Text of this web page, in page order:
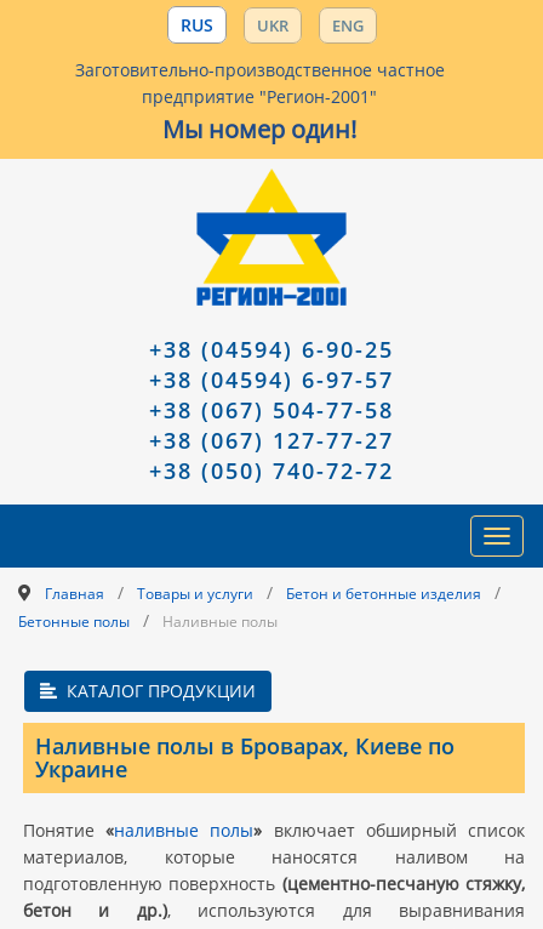
RUS UKR ENG
Заготовительно-производственное частное
предприятие "Регион-2001"
Мы номер один!
+38 (04594) 6-90-25
+38 (04594) 6-97-57
+38 (067) 504-77-58
+38 (067) 127-77-27
+38 (050) 740-72-72
Главная / Товары и услуги / Бетон и бетонные изделия /
Бетонные полы / Наливные полы
КАТАЛОГ ПРОДУКЦИИ
Наливные полы в Броварах, Киеве по
Украине
Понятие«наливные полы» включает обширный список
материалов, которые наносятся наливом на
подготовленную поверхность (цементно-песчаную стяжку,
бетон и др.), используются для выравнивания